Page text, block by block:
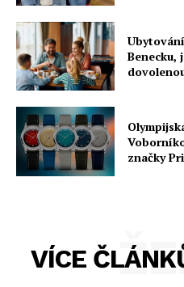
Benecku,
značky
VÍCE